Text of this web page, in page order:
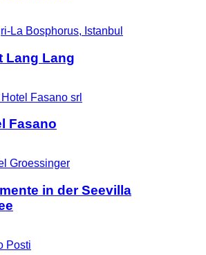
Lang Lang
Fasano
in der Seevilla